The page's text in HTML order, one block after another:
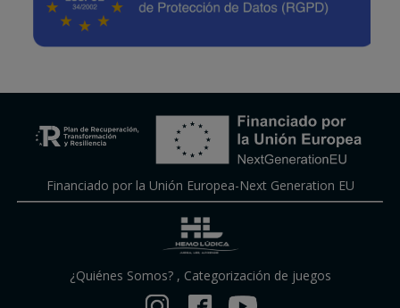
Financiado por la Unión Europea-Next Generation EU
¿Quiénes Somos?, Categorización de juegos